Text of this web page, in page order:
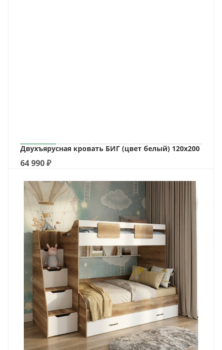
Двухъярусная кровать БИГ (цвет белый) 120х200
64 990₽